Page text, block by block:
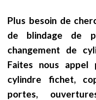
Plus besoin de
de blindage de
changement de
Faites nous appel
cylindre fichet,
portes,